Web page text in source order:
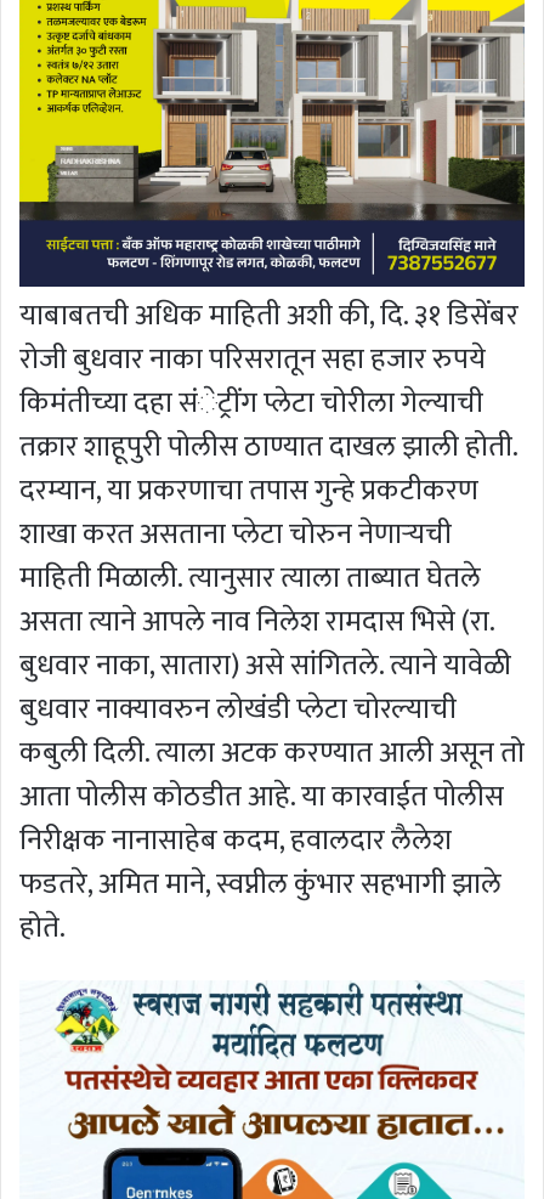
याबाबतची अधिक माहिती अशी की, दि. ३१ डिसेंबर
रोजी बुधवार नाका परिसरातून सहा हजार रुपये
किमंतीच्या दहा संेट्रींग प्लेटा चोरीला गेल्याची
तक्रार शाहूपुरी पोलीस ठाण्यात दाखल झाली होती.
दरम्यान, या प्रकरणाचा तपास गुन्हे प्रकटीकरण
शाखा करत असताना प्लेटा चोरुन नेणाऱ्यची
माहिती मिळाली. त्यानुसार त्याला ताब्यात घेतले
असता त्याने आपले नाव निलेश रामदास भिसे (रा.
बुधवार नाका, सातारा) असे सांगितले. त्याने यावेळी
बुधवार नाक्यावरुन लोखंडी प्लेटा चोरल्याची
कबुली दिली. त्याला अटक करण्यात आली असून तो
आता पोलीस कोठडीत आहे. या कारवाईत पोलीस
निरीक्षक नानासाहेब कदम, हवालदार लैलेश
फडतरे, अमित माने, स्वप्नील कुंभार सहभागी झाले
होते.